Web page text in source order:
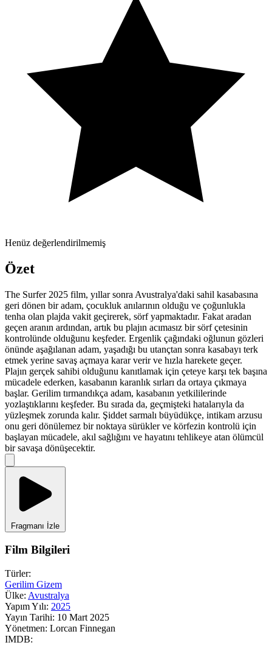
Henüz değerlendirilmemiş
Özet
The Surfer 2025 film, yıllar sonra Avustralya'daki sahil kasabasına
geri dönen bir adam, çocukluk anılarının olduğu ve çoğunlukla
tenha olan plajda vakit geçirerek, sörf yapmaktadır. Fakat aradan
geçen aranın ardından, artık bu plajın acımasız bir sörf çetesinin
kontrolünde olduğunu keşfeder. Ergenlik çağındaki oğlunun gözleri
önünde aşağılanan adam, yaşadığı bu utançtan sonra kasabayı terk
etmek yerine savaş açmaya karar verir ve hızla harekete geçer.
Plajın gerçek sahibi olduğunu kanıtlamak için çeteye karşı tek başına
mücadele ederken, kasabanın karanlık sırları da ortaya çıkmaya
başlar. Gerilim tırmandıkça adam, kasabanın yetkililerinde
yozlaştıklarını keşfeder. Bu sırada da, geçmişteki hatalarıyla da
yüzleşmek zorunda kalır. Şiddet sarmalı büyüdükçe, intikam arzusu
onu geri dönülemez bir noktaya sürükler ve körfezin kontrolü için
başlayan mücadele, akıl sağlığını ve hayatını tehlikeye atan ölümcül
bir savaşa dönüşecektir.
Fragmanı İzle
Film Bilgileri
Türler:
Gerilim Gizem
Ülke: Avustralya
Yapım Yılı: 2025
Yayın Tarihi: 10 Mart 2025
Yönetmen: Lorcan Finnegan
IMDB: